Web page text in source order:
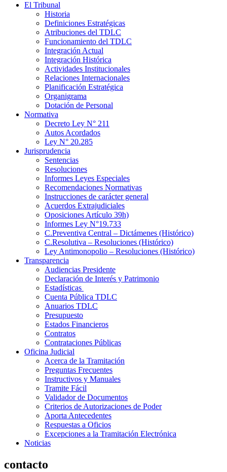
El Tribunal
Historia
Definiciones Estratégicas
Atribuciones del TDLC
Funcionamiento del TDLC
Integración Actual
Integración Histórica
Actividades Institucionales
Relaciones Internacionales
Planificación Estratégica
Organigrama
Dotación de Personal
Normativa
Decreto Ley N° 211
Autos Acordados
Ley N° 20.285
Jurisprudencia
Sentencias
Resoluciones
Informes Leyes Especiales
Recomendaciones Normativas
Instrucciones de carácter general
Acuerdos Extrajudiciales
Oposiciones Artículo 39h)
Informes Ley N°19.733
C.Preventiva Central – Dictámenes (Histórico)
C.Resolutiva – Resoluciones (Histórico)
Ley Antimonopolio – Resoluciones (Histórico)
Transparencia
Audiencias Presidente
Declaración de Interés y Patrimonio
Estadísticas
Cuenta Pública TDLC
Anuarios TDLC
Presupuesto
Estados Financieros
Contratos
Contrataciones Públicas
Oficina Judicial
Acerca de la Tramitación
Preguntas Frecuentes
Instructivos y Manuales
Tramite Fácil
Validador de Documentos
Criterios de Autorizaciones de Poder
Aporta Antecedentes
Respuestas a Oficios
Excepciones a la Tramitación Electrónica
Noticias
contacto